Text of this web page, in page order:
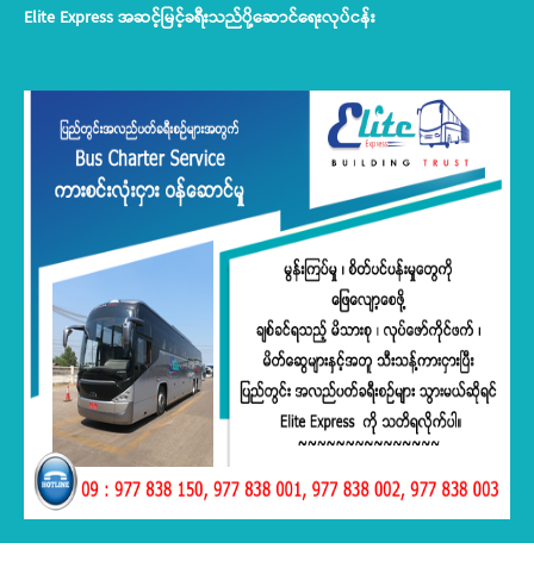
Elite Expressအဆင့်မြင့်ခရီးသည်ပို့ဆောင်ရေးလုပ်ငန်း